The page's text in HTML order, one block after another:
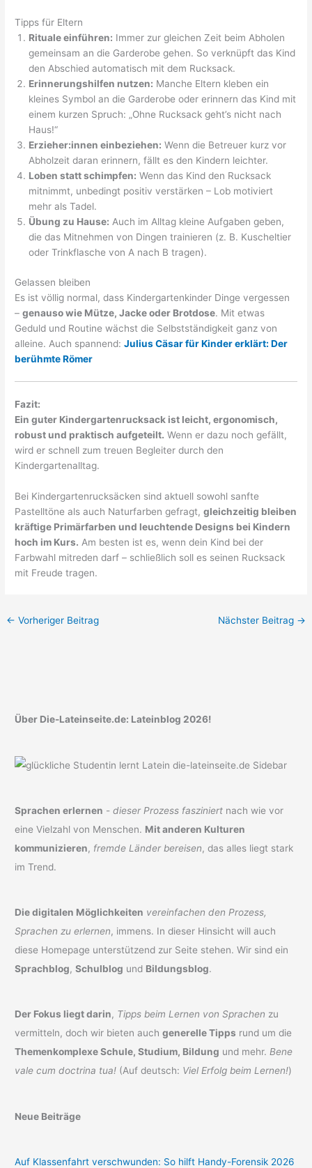
Tipps für Eltern
Rituale einführen: Immer zur gleichen Zeit beim Abholen
gemeinsam an die Garderobe gehen. So verknüpft das Kind
den Abschied automatisch mit dem Rucksack.
Erinnerungshilfen nutzen: Manche Eltern kleben ein
kleines Symbol an die Garderobe oder erinnern das Kind mit
einem kurzen Spruch: „Ohne Rucksack geht’s nicht nach
Haus!“
Erzieher:innen einbeziehen: Wenn die Betreuer kurz vor
Abholzeit daran erinnern, fällt es den Kindern leichter.
Loben statt schimpfen: Wenn das Kind den Rucksack
mitnimmt, unbedingt positiv verstärken – Lob motiviert
mehr als Tadel.
Übung zu Hause: Auch im Alltag kleine Aufgaben geben,
die das Mitnehmen von Dingen trainieren (z. B. Kuscheltier
oder Trinkflasche von A nach B tragen).
Gelassen bleiben
Es ist völlig normal, dass Kindergartenkinder Dinge vergessen
–genauso wie Mütze, Jacke oder Brotdose. Mit etwas
Geduld und Routine wächst die Selbstständigkeit ganz von
alleine. Auch spannend:Julius Cäsar für Kinder erklärt: Der
berühmte Römer
Fazit:
Ein guter Kindergartenrucksack ist leicht, ergonomisch,
robust und praktisch aufgeteilt. Wenn er dazu noch gefällt,
wird er schnell zum treuen Begleiter durch den
Kindergartenalltag.
Bei Kindergartenrucksäcken sind aktuell sowohl sanfte
Pastelltöne als auch Naturfarben gefragt,gleichzeitig bleiben
kräftige Primärfarben und leuchtende Designs bei Kindern
hoch im Kurs. Am besten ist es, wenn dein Kind bei der
Farbwahl mitreden darf – schließlich soll es seinen Rucksack
mit Freude tragen.
← Vorheriger Beitrag Nächster Beitrag →
Über Die-Lateinseite.de: Lateinblog 2026!
Sprachen erlernen -dieser Prozess fasziniert nach wie vor
eine Vielzahl von Menschen. Mit anderen Kulturen
kommunizieren, fremde Länder bereisen, das alles liegt stark
im Trend.
Die digitalen Möglichkeiten vereinfachen den Prozess,
Sprachen zu erlernen, immens. In dieser Hinsicht will auch
diese Homepage unterstützend zur Seite stehen. Wir sind ein
Sprachblog,Schulblog und Bildungsblog.
Der Fokus liegt darin, Tipps beim Lernen von Sprachen zu
vermitteln, doch wir bieten auchgenerelle Tipps rund um die
Themenkomplexe Schule, Studium, Bildung und mehr.Bene
vale cum doctrina tua! (Auf deutsch: Viel Erfolg beim Lernen!)
Neue Beiträge
Auf Klassenfahrt verschwunden: So hilft Handy-Forensik 2026